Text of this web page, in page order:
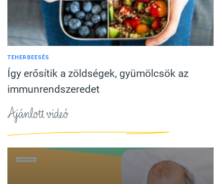
TEHERBEESÉS
Így erősítik a zöldségek, gyümölcsök az
immunrendszeredet
Ajánlott videó